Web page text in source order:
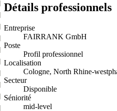
Détails professionnels
Entreprise
FAIRRANK GmbH
Poste
Profil professionnel
Localisation
Cologne, North Rhine-
Secteur
Disponible
Séniorité
mid-level